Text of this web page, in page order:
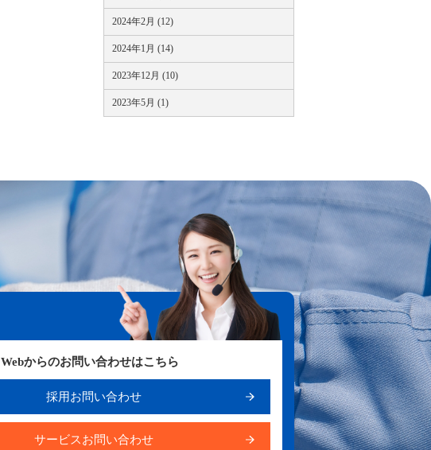
2024年2月 (12)
2024年1月 (14)
2023年12月 (10)
2023年5月 (1)
Webからのお問い合わせはこちら
採用お問い合わせ
サービスお問い合わせ